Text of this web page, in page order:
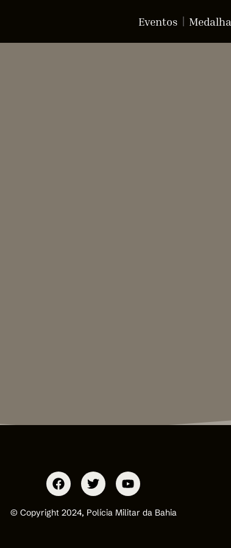
Eventos Medalha
© Copyright 2024, Polícia Militar da Bahia